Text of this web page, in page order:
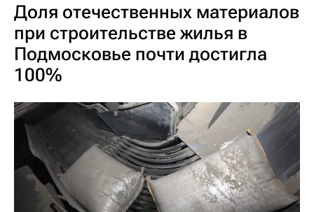
Доля отечественных материалов
при строительстве жилья в
Подмосковье почти достигла
100%